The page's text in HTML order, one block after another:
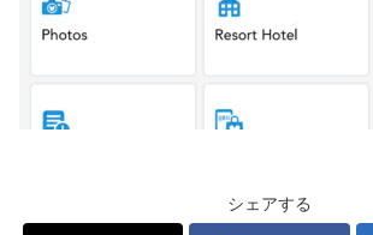
シェアする